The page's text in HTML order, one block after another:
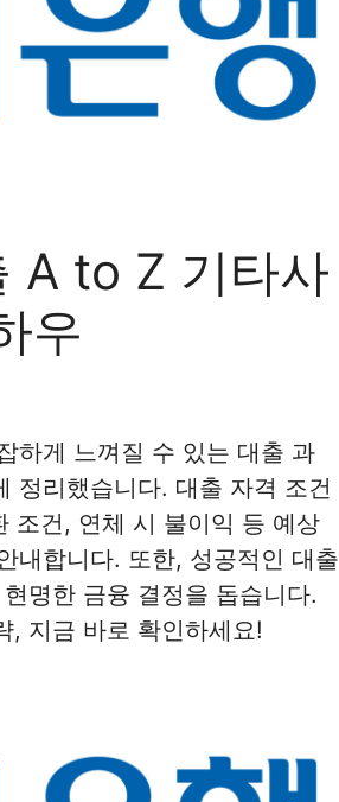
A to Z 기타사
우
하게 느껴질 수 있는 대출 과
정리했습니다. 대출 자격 조건
조건, 연체 시 불이익 등 예상
내합니다. 또한, 성공적인 대출
명한 금융 결정을 돕습니다.
, 지금 바로 확인하세요!